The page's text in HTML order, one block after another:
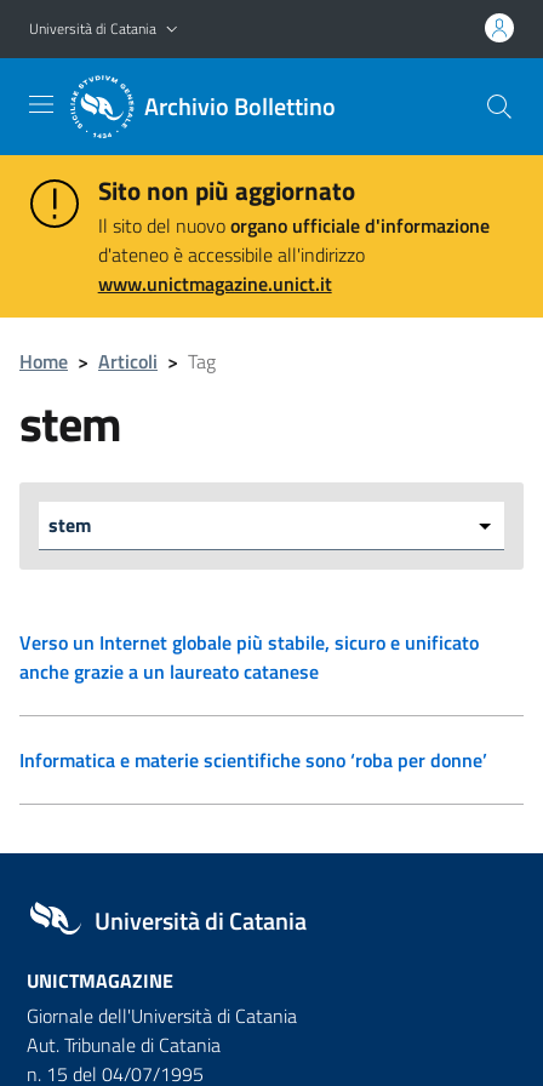
Vai al contenuto principale
Vai al menu di navigazione
Università di Catania
Archivio Bollettino
Sito non più aggiornato
Il sito del nuovoorgano ufficiale d'informazione
d'ateneo è accessibile all'indirizzo
www.unictmagazine.unict.it
Home > Articoli > Tag
stem
Verso un Internet globale più stabile, sicuro e unificato
anche grazie a un laureato catanese
Informatica e materie scientifiche sono ‘roba per donne’
Università di Catania
UNICTMAGAZINE
Giornale dell'Università di Catania
Aut. Tribunale di Catania
n. 15 del 04/07/1995